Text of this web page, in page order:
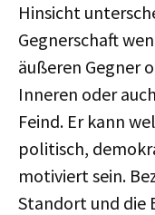
Hinsicht
Gegnerschaft
äußeren Gegner
Inneren oder
Feind. Er kann
politisch,
motiviert sein.
Standort und die